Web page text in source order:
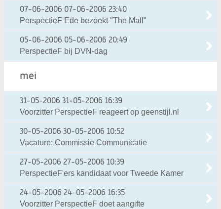
07-06-2006 07-06-2006 23:40
PerspectieF Ede bezoekt "The Mall"
05-06-2006 05-06-2006 20:49
PerspectieF bij DVN-dag
mei
31-05-2006 31-05-2006 16:39
Voorzitter PerspectieF reageert op geenstijl.nl
30-05-2006 30-05-2006 10:52
Vacature: Commissie Communicatie
27-05-2006 27-05-2006 10:39
PerspectieF'ers kandidaat voor Tweede Kamer
24-05-2006 24-05-2006 16:35
Voorzitter PerspectieF doet aangifte